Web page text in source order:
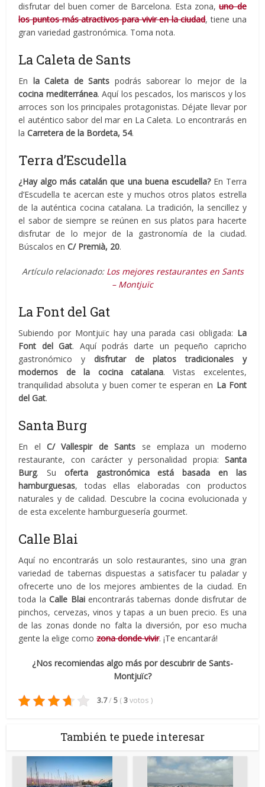
disfrutar del buen comer de Barcelona. Esta zona,uno de
los puntos más atractivos para vivir en la ciudad, tiene una
gran variedad gastronómica. Toma nota.
La Caleta de Sants
En la Caleta de Sants podrás saborear lo mejor de la
cocina mediterránea. Aquí los pescados, los mariscos y los
arroces son los principales protagonistas. Déjate llevar por
el auténtico sabor del mar en La Caleta. Lo encontrarás en
laCarretera de la Bordeta, 54.
Terra d’Escudella
¿Hay algo más catalán que una buena escudella?En Terra
d’Escudella te acercan este y muchos otros platos estrella
de la auténtica cocina catalana. La tradición, la sencillez y
el sabor de siempre se reúnen en sus platos para hacerte
disfrutar de lo mejor de la gastronomía de la ciudad.
Búscalos enC/ Premià, 20.
Artículo relacionado: Los mejores restaurantes en Sants
– Montjuïc
La Font del Gat
Subiendo por Montjuïc hay una parada casi obligada: La
Font del Gat. Aquí podrás darte un pequeño capricho
gastronómico y disfrutar de platos tradicionales y
modernos de la cocina catalana. Vistas excelentes,
tranquilidad absoluta y buen comer te esperan en La Font
del Gat.
Santa Burg
En elC/ Vallespir de Sants se emplaza un moderno
restaurante, con carácter y personalidad propia: Santa
Burg. Su oferta gastronómica está basada en las
hamburguesas, todas ellas elaboradas con productos
naturales y de calidad. Descubre la cocina evolucionada y
de esta excelente hamburguesería gourmet.
Calle Blai
Aquí no encontrarás un solo restaurantes, sino una gran
variedad de tabernas dispuestas a satisfacer tu paladar y
ofrecerte uno de los mejores ambientes de la ciudad. En
toda laCalle Blaiencontrarás tabernas donde disfrutar de
pinchos, cervezas, vinos y tapas a un buen precio. Es una
de las zonas donde no falta la diversión, por eso mucha
gente la elige comozona donde vivir. ¡Te encantará!
¿Nos recomiendas algo más por descubrir de Sants-
Montjuïc?
3.7/ 5 (3votos )
También te puede interesar